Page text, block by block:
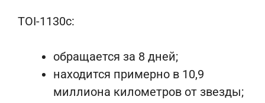
TOI-1130c:
обращается за 8 дней;
находится примерно в 10,9
миллиона километров от звезды;